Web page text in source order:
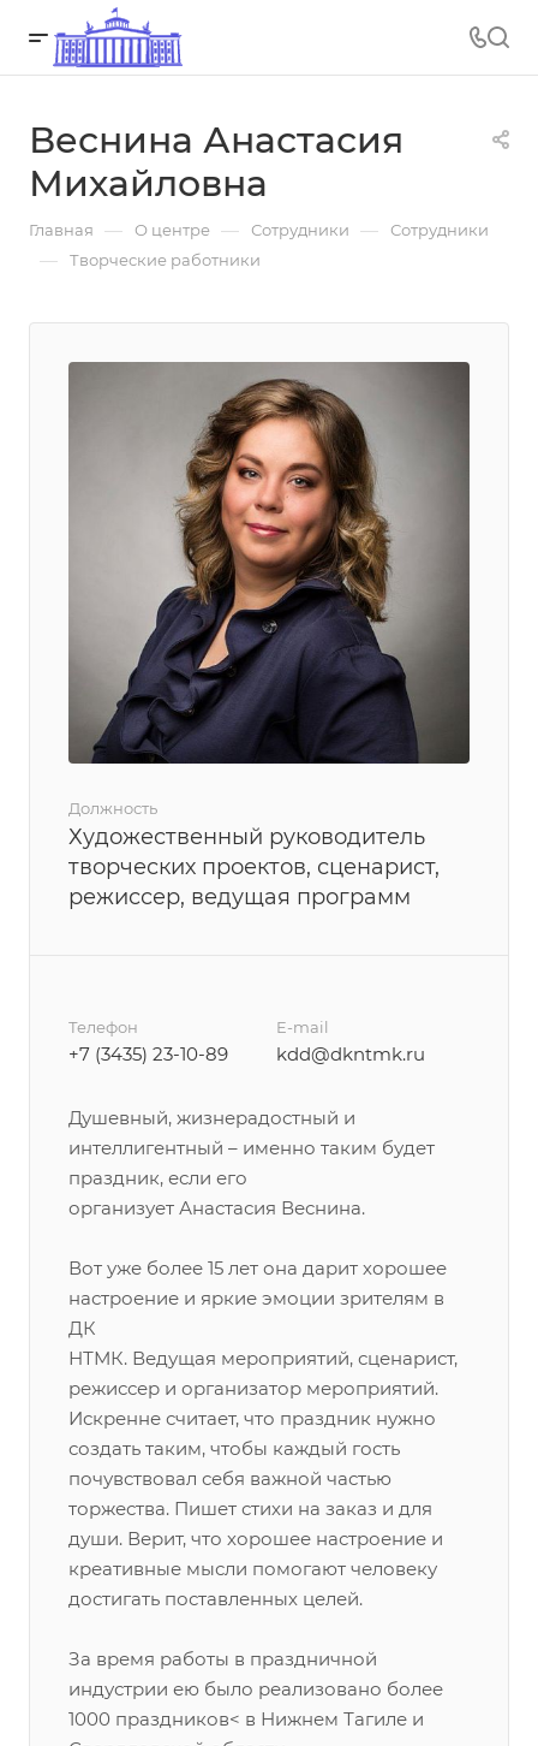
Веснина Анастасия
Михайловна
Главная — О центре — Сотрудники — Сотрудники
— Творческие работники
Должность
Художественный руководитель
творческих проектов, сценарист,
режиссер, ведущая программ
Телефон
+7 (3435) 23-10-89
E-mail
kdd@dkntmk.ru
Душевный, жизнерадостный и
интеллигентный – именно таким будет
праздник, если его
организует Анастасия Веснина.
Вот уже более 15 лет она дарит хорошее
настроение и яркие эмоции зрителям в
ДК
НТМК. Ведущая мероприятий, сценарист,
режиссер и организатор мероприятий.
Искренне считает, что праздник нужно
создать таким, чтобы каждый гость
почувствовал себя важной частью
торжества. Пишет стихи на заказ и для
души. Верит, что хорошее настроение и
креативные мысли помогают человеку
достигать поставленных целей.
За время работы в праздничной
индустрии ею было реализовано более
1000 праздников< в Нижнем Тагиле и